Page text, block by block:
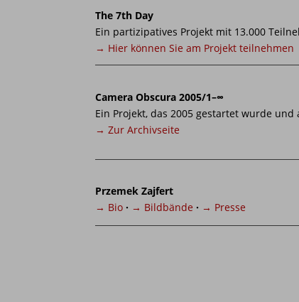
The 7th Day
Ein partizipatives Projekt mit 13.000
→ Hier können Sie am Projekt teilnehmen
Camera Obscura 2005/1–∞
Ein Projekt, das 2005 gestartet wurde
→ Zur Archivseite
Przemek Zajfert
→ Bio · → Bildbände · → Presse